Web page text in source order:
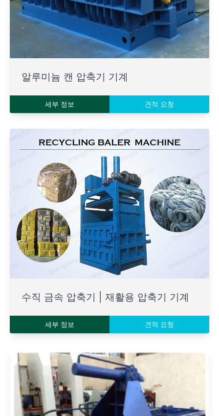
알루미늄 캔 압축기 기계
세부 정보 견적 요청
수직 금속 압축기 | 재활용 압축기 기계
세부 정보 견적 요청